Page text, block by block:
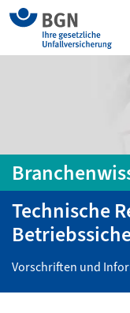
Technische
Vorschriften und